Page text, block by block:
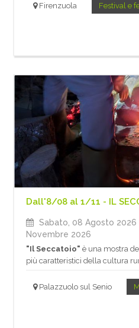
Firenzuola Festival e
Dall'8/08 al 1/11 - IL
Sabato, 08 Agosto 2026
Novembre 2026
"Il Seccatoio" è una mostra
più caratteristici della cultura
Palazzuolo sul Senio